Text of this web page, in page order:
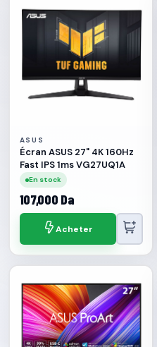
ASUS
Écran ASUS 27" 4K 160Hz
Fast IPS 1ms VG27UQ1A
En stock
107,000 Da
Acheter